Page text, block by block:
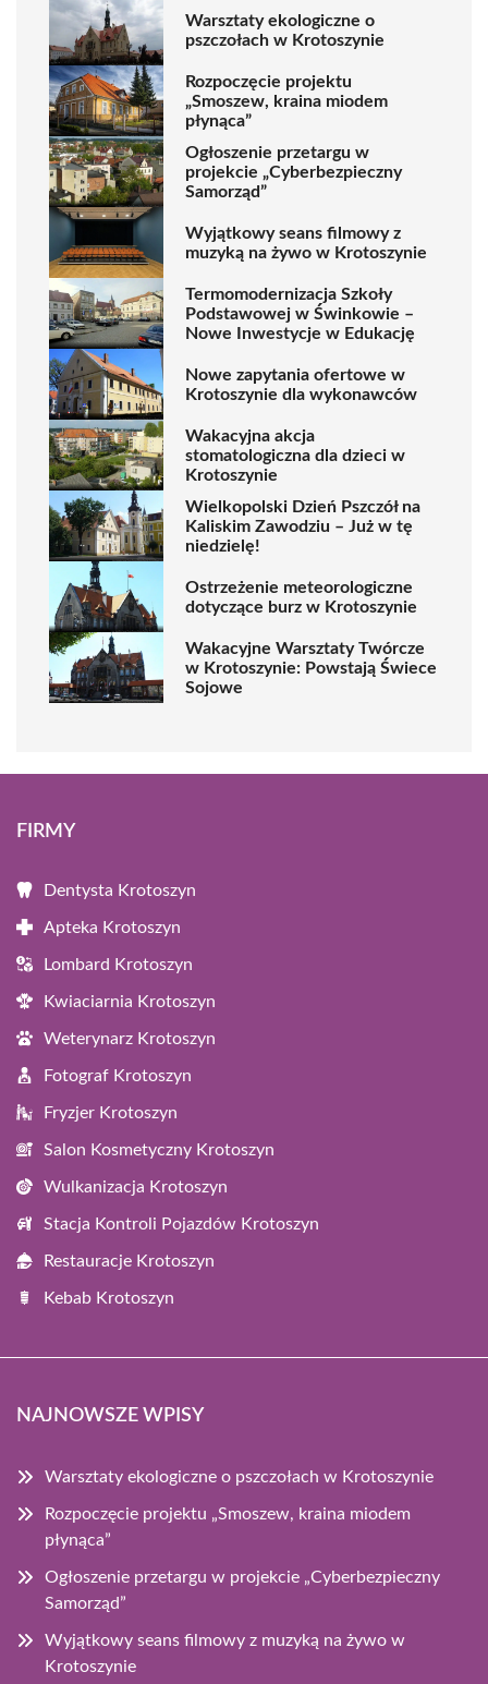
Warsztaty ekologiczne o
pszczołach w Krotoszynie
Rozpoczęcie projektu
„Smoszew, kraina miodem
płynąca”
Ogłoszenie przetargu w
projekcie „Cyberbezpieczny
Samorząd”
Wyjątkowy seans filmowy z
muzyką na żywo w Krotoszynie
Termomodernizacja Szkoły
Podstawowej w Świnkowie –
Nowe Inwestycje w Edukację
Nowe zapytania ofertowe w
Krotoszynie dla wykonawców
Wakacyjna akcja
stomatologiczna dla dzieci w
Krotoszynie
Wielkopolski Dzień Pszczół na
Kaliskim Zawodziu – Już w tę
niedzielę!
Ostrzeżenie meteorologiczne
dotyczące burz w Krotoszynie
Wakacyjne Warsztaty Twórcze
w Krotoszynie: Powstają Świece
Sojowe
FIRMY
Dentysta Krotoszyn
Apteka Krotoszyn
Lombard Krotoszyn
Kwiaciarnia Krotoszyn
Weterynarz Krotoszyn
Fotograf Krotoszyn
Fryzjer Krotoszyn
Salon Kosmetyczny Krotoszyn
Wulkanizacja Krotoszyn
Stacja Kontroli Pojazdów Krotoszyn
Restauracje Krotoszyn
Kebab Krotoszyn
NAJNOWSZE WPISY
Warsztaty ekologiczne o pszczołach w Krotoszynie
Rozpoczęcie projektu „Smoszew, kraina miodem
płynąca”
Ogłoszenie przetargu w projekcie „Cyberbezpieczny
Samorząd”
Wyjątkowy seans filmowy z muzyką na żywo w
Krotoszynie